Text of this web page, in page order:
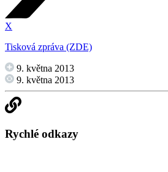
X
Tisková zpráva (ZDE)
9. května 2013
9. května 2013
Rychlé odkazy